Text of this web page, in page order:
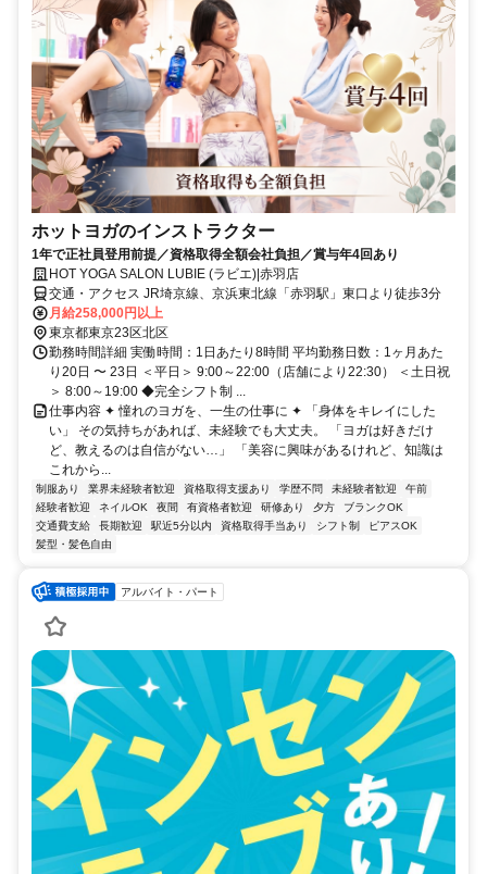
ホットヨガのインストラクター
1年で正社員登用前提／資格取得全額会社負担／賞与年4回あり
HOT YOGA SALON LUBIE (ラビエ)|赤羽店
交通・アクセス JR埼京線、京浜東北線「赤羽駅」東口より徒歩3分
月給258,000円以上
東京都東京23区北区
勤務時間詳細 実働時間：1日あたり8時間 平均勤務日数：1ヶ月あた
り20日 〜 23日 ＜平日＞ 9:00～22:00（店舗により22:30） ＜土日祝
＞ 8:00～19:00 ◆完全シフト制 ...
仕事内容 ✦ 憧れのヨガを、一生の仕事に ✦ 「身体をキレイにした
い」 その気持ちがあれば、未経験でも大丈夫。 「ヨガは好きだけ
ど、教えるのは自信がない…」 「美容に興味があるけれど、知識は
これから...
制服あり 業界未経験者歓迎 資格取得支援あり 学歴不問 未経験者歓迎
午前
経験者歓迎
ネイルOK 夜間 有資格者歓迎 研修あり 夕方
ブランクOK
交通費支給
長期歓迎 駅近5分以内 資格取得手当あり シフト制
ピアスOK
髪型・髪色自由
アルバイト・パート